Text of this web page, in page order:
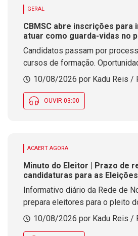
GERAL
CBMSC abre inscrições para
atuar como guarda-vidas no
catarinense
Candidatos passam por
cursos de formação.
para aqueles que já realizaram
primeira vez
10/08/2026 por Kadu Reis /
OUVIR 03:00
ACAERT AGORA
Minuto do Eleitor | Prazo de
candidaturas para as
nesta semana
Informativo diário da Rede de
prepara eleitores para o pleito
quatro de outubro
10/08/2026 por Kadu Reis /